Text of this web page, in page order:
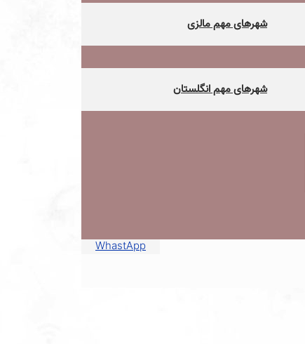
شهرهای مهم مالزی
شهرهای مهم انگلستان
WhastApp